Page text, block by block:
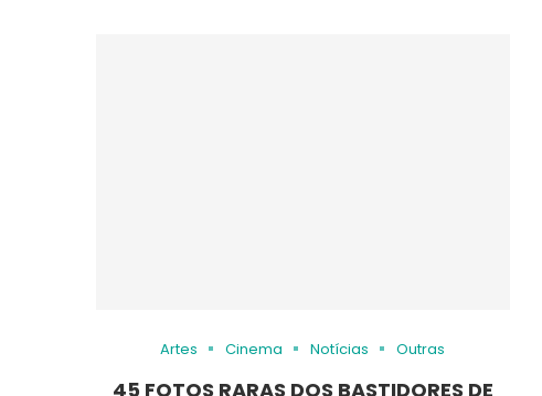
Artes Cinema Notícias Outras
45 FOTOS RARAS DOS BASTIDORES DE